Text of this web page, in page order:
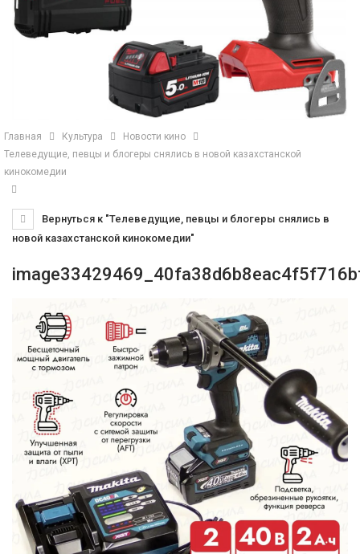
Главная Культура
Новости кино
Телеведущие, певцы и блогеры снялись в новой казахстанской
кинокомедии
Вернуться к "Телеведущие, певцы и блогеры снялись в
новой казахстанской кинокомедии"